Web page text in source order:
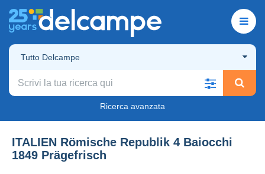
Tutto Delcampe
Ricerca avanzata
ITALIEN Römische Republik 4 Baiocchi
1849 Prägefrisch